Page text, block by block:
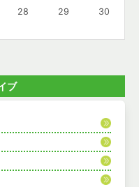
28 29
30
ブ